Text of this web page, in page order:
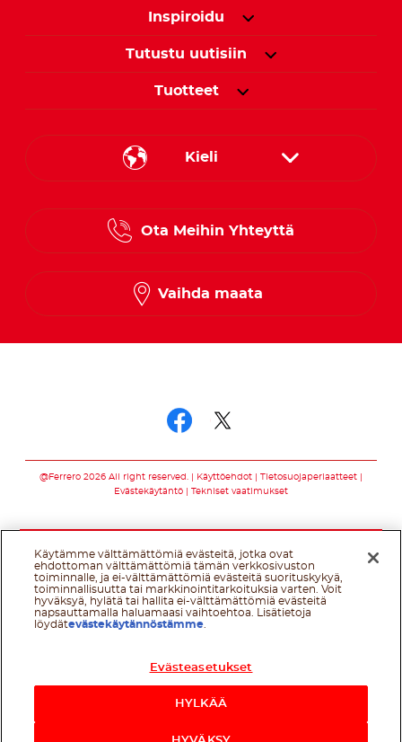
Inspiroidu
Tutustu uutisiin
Tuotteet
Kieli
Norwegian
Ota Meihin Yhteyttä
Vaihda maata
@Ferrero 2026 All right reserved. Käyttöehdot
Tietosuojaperiaatteet
Evästekäytäntö
Tekniset vaatimukset
Käytämme välttämättömiä evästeitä, jotka ovat
ehdottoman välttämättömiä tämän verkkosivuston
toiminnalle, ja ei-välttämättömiä evästeitä suorituskykyä,
toiminnallisuutta tai markkinointitarkoituksia varten. Voit
hyväksyä, hylätä tai hallita ei-välttämättömiä evästeitä
napsauttamalla haluamaasi vaihtoehtoa. Lisätietoja
löydätevästekäytännöstämme
Evästeasetukset
HYLKÄÄ